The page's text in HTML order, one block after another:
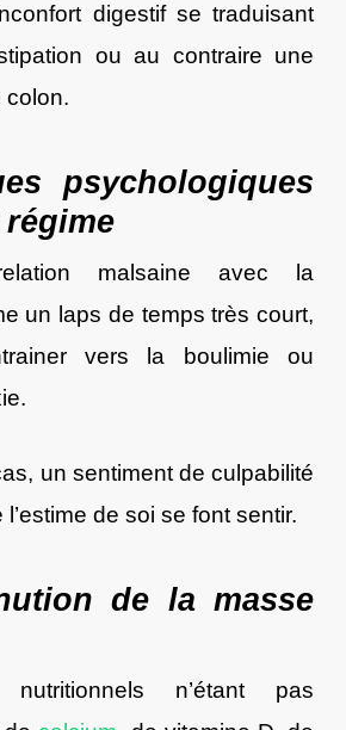
digestif se traduisant
ou au contraire une
colon.
psychologiques
malsaine avec la
un laps de temps très court,
vers la boulimie ou
un sentiment de culpabilité
de soi se font sentir.
de la masse
n’étant pas